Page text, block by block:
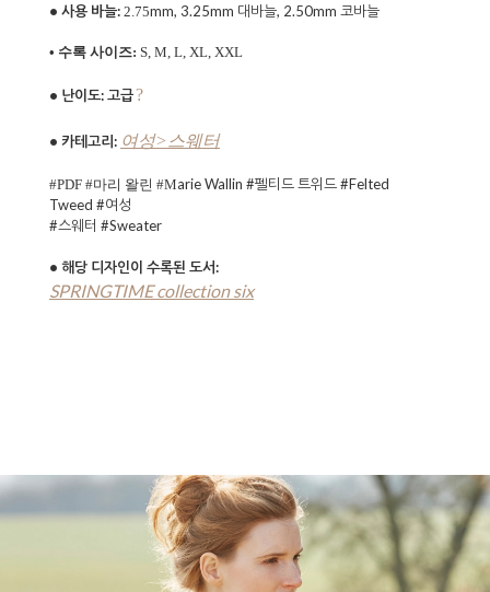
• 사용 바늘: 2.75mm, 3.25mm 대바늘, 2.50mm 코바늘
• 수록 사이즈: S, M, L, XL, XXL
• 난이도: 고급?
• 카테고리: 여성>스웨터
#PDF #마리 왈린 #Marie Wallin #펠티드 트위드 #Felted
Tweed #여성
#스웨터 #Sweater
• 해당 디자인이 수록된 도서:
SPRINGTIME collection six